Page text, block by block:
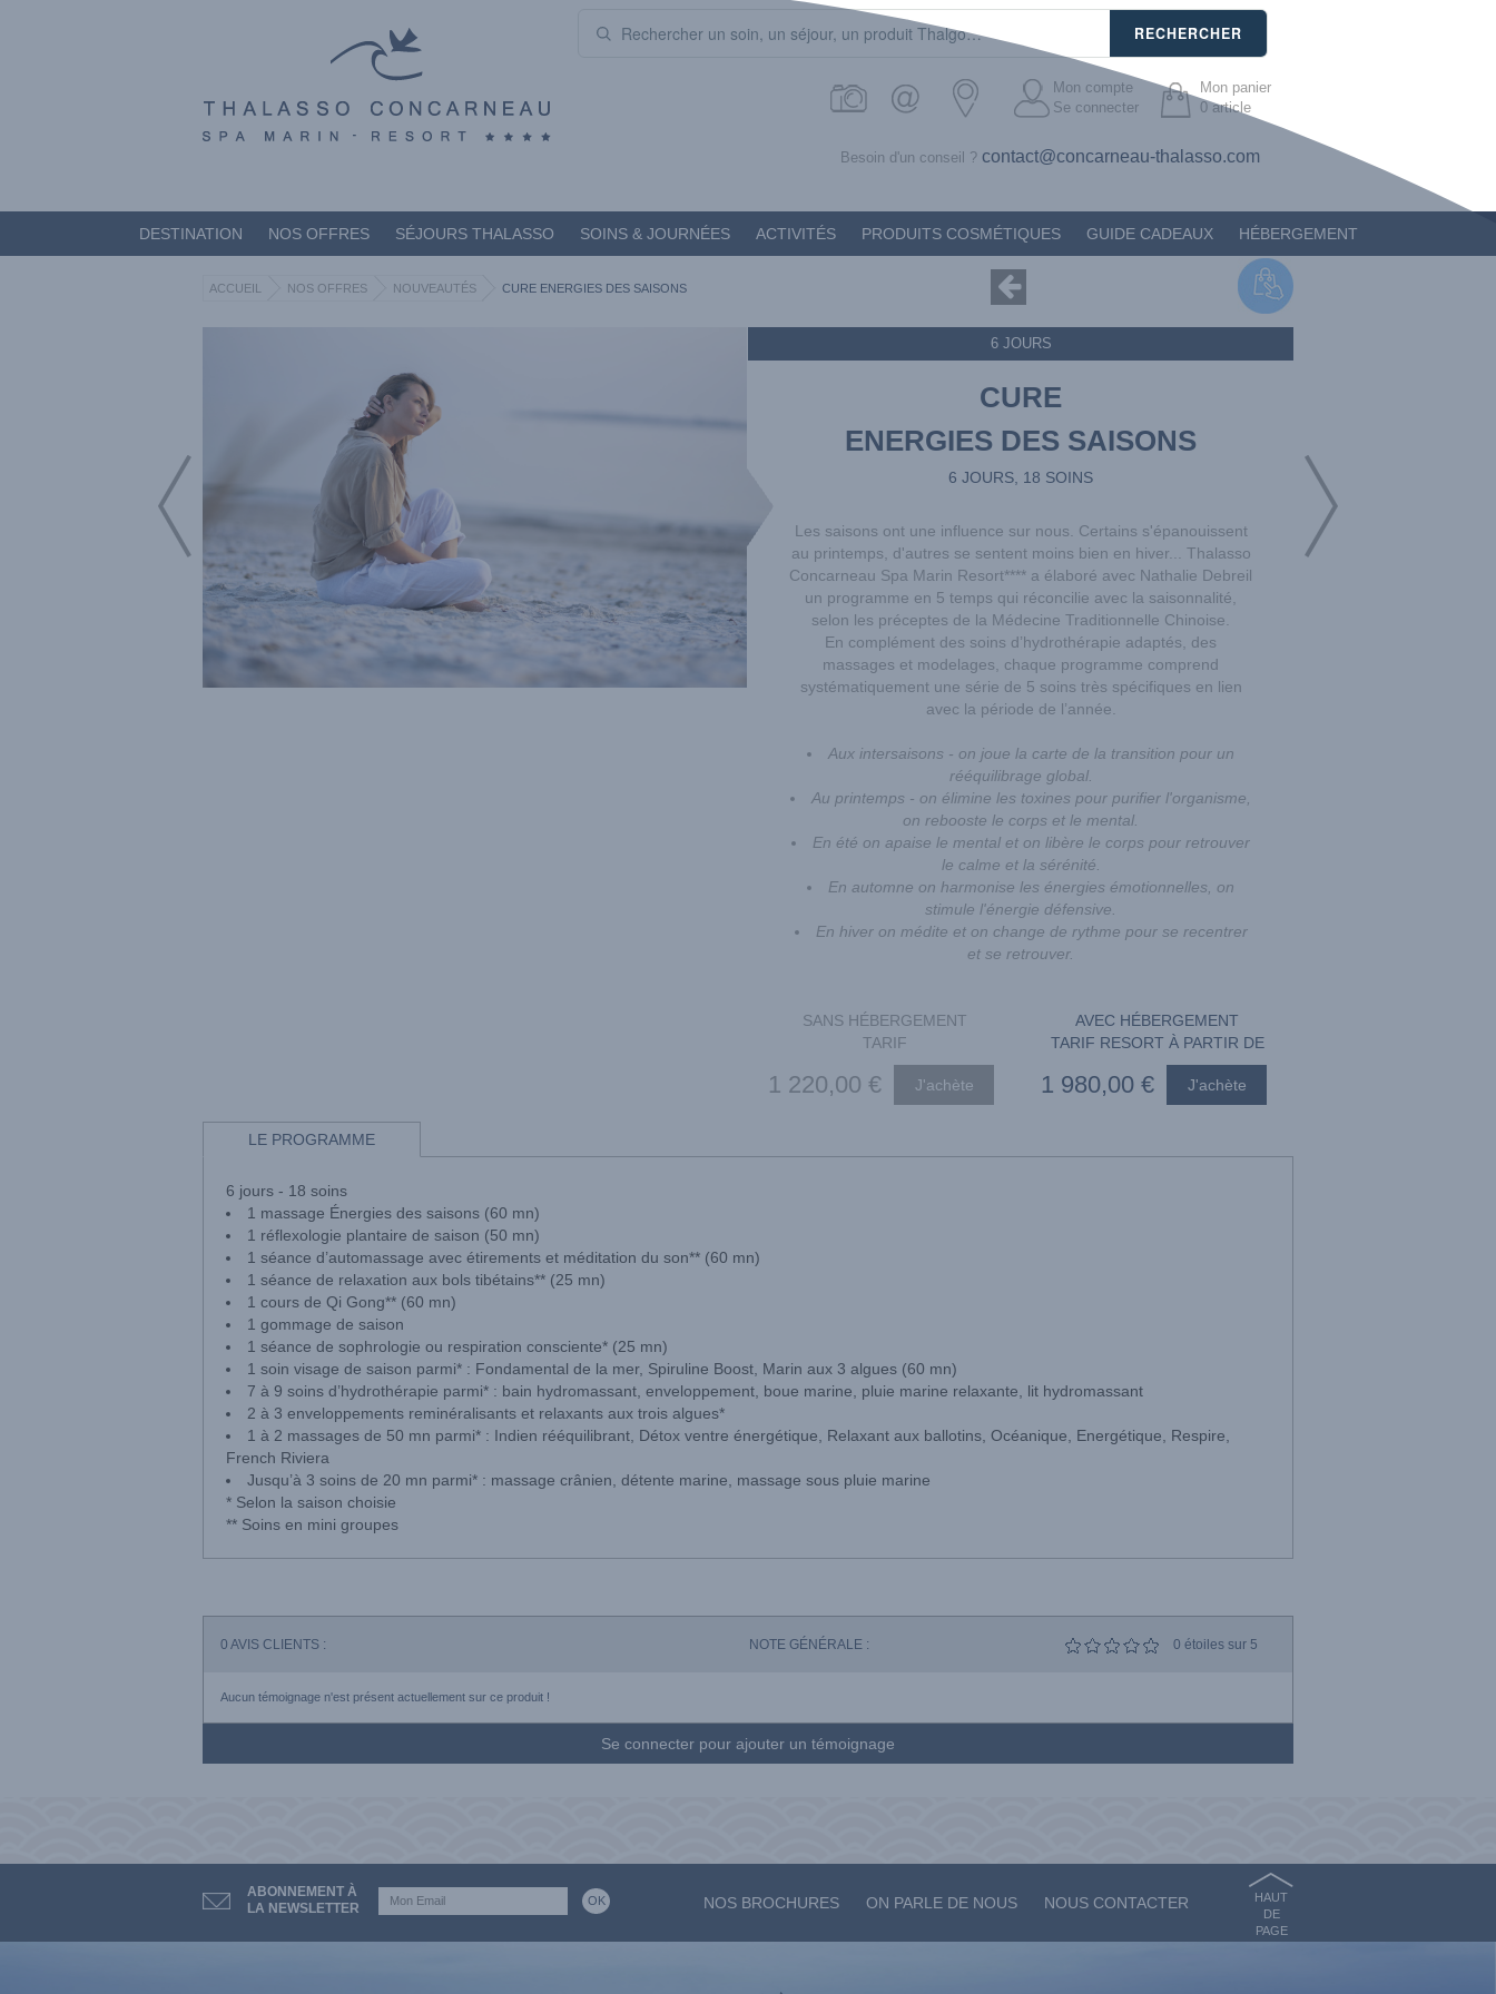
DESTINATION NOS OFFRES SÉJOURS THALASSO SOINS & JOURNÉES ACTIVITÉS PRODUITS COSMÉTIQUES GUIDE CADEAUX HÉBERGEMENT
Besoin d'un conseil ? contact@concarneau-thalasso.com
RECHERCHER
Mon compte
Se connecter
Mon panier
0 article
ACCUEIL NOS OFFRES NOUVEAUTÉS CURE ENERGIES DES SAISONS
6 JOURS
CURE
ENERGIES DES SAISONS
6 JOURS, 18 SOINS
Les saisons ont une influence sur nous. Certains s'épanouissent
au printemps, d'autres se sentent moins bien en hiver... Thalasso
Concarneau Spa Marin Resort**** a élaboré avec Nathalie Debreil
un programme en 5 temps qui réconcilie avec la saisonnalité,
selon les préceptes de la Médecine Traditionnelle Chinoise.
En complément des soins d’hydrothérapie adaptés, des
massages et modelages, chaque programme comprend
systématiquement une série de 5 soins très spécifiques en lien
avec la période de l’année.
Aux intersaisons - on joue la carte de la transition pour un
rééquilibrage global.
Au printemps - on élimine les toxines pour purifier l'organisme,
on rebooste le corps et le mental.
En été on apaise le mental et on libère le corps pour retrouver
le calme et la sérénité.
En automne on harmonise les énergies émotionnelles, on
stimule l'énergie défensive.
En hiver on médite et on change de rythme pour se recentrer
et se retrouver.
SANS HÉBERGEMENT
TARIF
1 220,00 €
AVEC HÉBERGEMENT
TARIF RESORT À PARTIR DE
1 980,00 €
LE PROGRAMME
6 jours - 18 soins
1 massage Énergies des saisons (60 mn)
1 réflexologie plantaire de saison (50 mn)
1 séance d’automassage avec étirements et méditation du son** (60 mn)
1 séance de relaxation aux bols tibétains** (25 mn)
1 cours de Qi Gong** (60 mn)
1 gommage de saison
1 séance de sophrologie ou respiration consciente* (25 mn)
1 soin visage de saison parmi* : Fondamental de la mer, Spiruline Boost, Marin aux 3 algues (60 mn)
7 à 9 soins d’hydrothérapie parmi* : bain hydromassant, enveloppement, boue marine, pluie marine relaxante, lit hydromassant
2 à 3 enveloppements reminéralisants et relaxants aux trois algues*
1 à 2 massages de 50 mn parmi* : Indien rééquilibrant, Détox ventre énergétique, Relaxant aux ballotins, Océanique, Energétique, Respire,
French Riviera
Jusqu’à 3 soins de 20 mn parmi* : massage crânien, détente marine, massage sous pluie marine
* Selon la saison choisie
** Soins en mini groupes
0 AVIS CLIENTS : NOTE GÉNÉRALE : 0 étoiles sur 5
Aucun témoignage n'est présent actuellement sur ce produit !
Se connecter pour ajouter un témoignage
ABONNEMENT À
LA NEWSLETTER
NOS BROCHURES ON PARLE DE NOUS NOUS CONTACTER
HAUT
DE
PAGE